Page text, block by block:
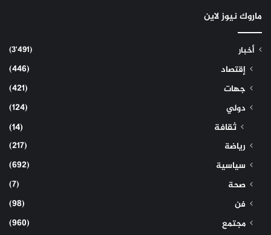
ماروك نيوز لاين
أخبار (3٬491)
إقتصاد
(446)
جهات
(421)
دولي
(124)
ثقافة (14)
رياضة
(217)
سياسية
(692)
صحة
(7)
فن
(98)
مجتمع
(960)